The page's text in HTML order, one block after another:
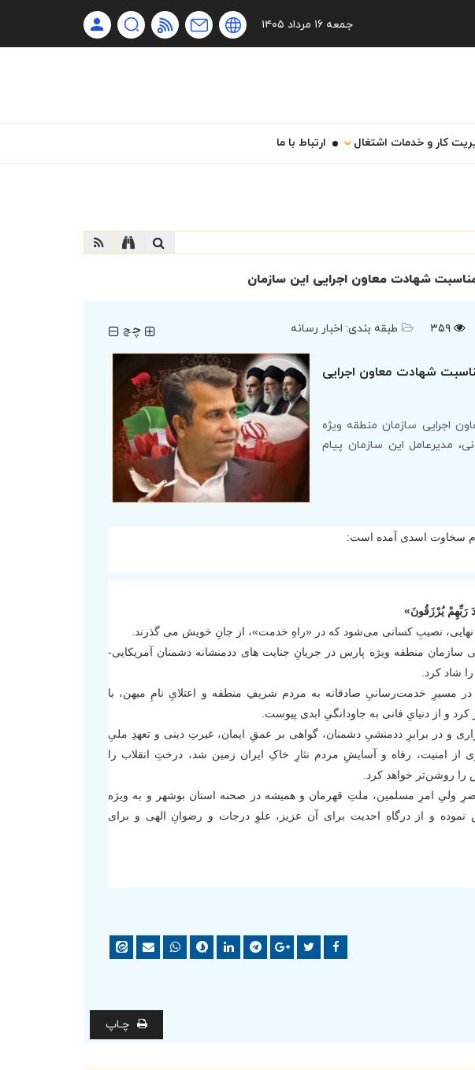
فا En Ru
جمعه ۱۶ مرداد ۱۴۰۵
کار و خدمات اشتغال ارتباط با ما
شهادت معاون اجرایی این سازمان
۳۵۹ طبقه بندی: اخبار رسانه چچ
شهادت معاون اجرایی
اجرایی سازمان منطقه ویژه
مدیرعامل این سازمان پیام
سخاوت اسدی آمده است:
رَبِّهِمْ یُرْزَقُونَ»
نصیبِ کسانی می‌شود که در «راهِ خدمت»، از جانِ خویش می گذرند.
سازمان منطقه ویژه پارس در جریانِ جنایت های ددمنشانه دشمنان آمریکایی-
شاد کرد.
در مسیرِ خدمت‌رسانیِ صادقانه به مردم شریفِ منطقه و اعتلایِ نامِ میهن، با
و از دنیایِ فانی به جاودانگیِ ابدی پیوست.
و در برابرِ ددمنشیِ دشمنان، گواهی بر عمقِ ایمان، غیرتِ دینی و تعهدِ ملیِ
امنیت، رفاه و آسایشِ مردم نثارِ خاکِ ایران زمین شد، درختِ انقلاب را
روشن‌تر خواهد کرد.
ولیِ امرِ مسلمین، ملتِ قهرمان و همیشه در صحنه استان بوشهر و به ویژه
و از درگاهِ احدیت برای آن عزیز، علوِ درجات و رضوانِ الهی و برای
چـاپ